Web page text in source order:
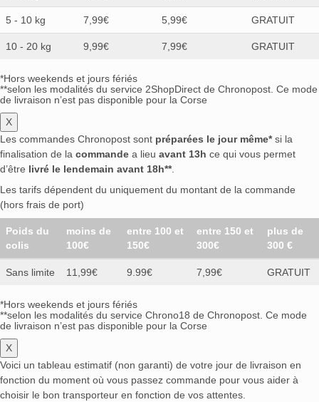
5 - 10 kg 7,99€ 5,99€ GRATUIT
10 - 20 kg 9,99€ 7,99€ GRATUIT
*Hors weekends et jours fériés
**selon les modalités du service 2ShopDirect de Chronopost. Ce mode
de livraison n’est pas disponible pour la Corse
X
Les commandes Chronopost sont préparées le jour même*si la
finalisation de la commande a lieu avant 13h ce qui vous permet
d’être livré le lendemain avant 18h**.
Les tarifs dépendent du uniquement du montant de la commande
(hors frais de port)
Poids du
colis
moins de
100€
entre 100 et
150€
entre 150 et
300€
plus de
300 €
Sans limite 11,99€ 9.99€ 7,99€ GRATUIT
*Hors weekends et jours fériés
**selon les modalités du service Chrono18 de Chronopost. Ce mode
de livraison n’est pas disponible pour la Corse
X
Voici un tableau estimatif (non garanti) de votre jour de livraison en
fonction du moment où vous passez commande pour vous aider à
choisir le bon transporteur en fonction de vos attentes.